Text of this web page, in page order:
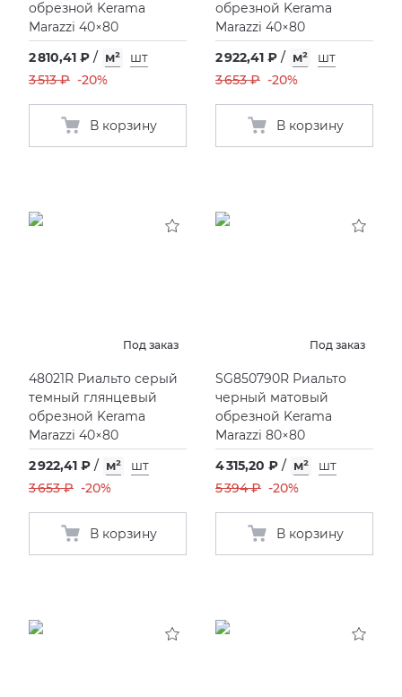
обрезной Kerama
Marazzi 40×80
2 810,41 ₽ / м²
шт
3 513 ₽ -20%
В корзину
обрезной Kerama
Marazzi 40×80
2 922,41 ₽ / м²
шт
3 653 ₽ -20%
В корзину
Под заказ
48021R Риальто серый
темный глянцевый
обрезной Kerama
Marazzi 40×80
2 922,41 ₽ / м²
шт
3 653 ₽ -20%
В корзину
Под заказ
SG850790R Риальто
черный матовый
обрезной Kerama
Marazzi 80×80
4 315,20 ₽ / м²
шт
5 394 ₽ -20%
В корзину